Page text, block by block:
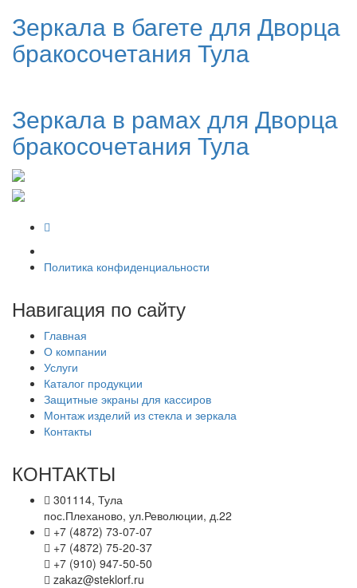
Зеркала в багете для Дворца
бракосочетания Тула
Зеркала в рамах для Дворца
бракосочетания Тула
Политика конфиденциальности
Навигация по сайту
Главная
О компании
Услуги
Каталог продукции
Защитные экраны для кассиров
Монтаж изделий из стекла и зеркала
Контакты
КОНТАКТЫ
301114, Тула
пос.Плеханово, ул.Революции, д.22
+7 (4872) 73-07-07
+7 (4872) 75-20-37
+7 (910) 947-50-50
zakaz@steklorf.ru